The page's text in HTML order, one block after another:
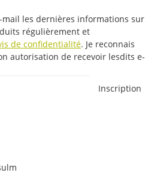
mail les dernières informations sur
régulièrement et
de confidentialité. Je reconnais
autorisation de recevoir lesdits e-
Inscription